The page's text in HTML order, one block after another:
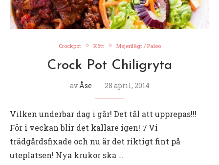
Crockpot Kött Mejerilågt / Paleo
Crock Pot Chiligryta
av Åse 28 april, 2014
Vilken underbar dag i går! Det tål att upprepas!!!
För i veckan blir det kallare igen! :/ Vi
trädgårdsfixade och nu är det riktigt fint på
uteplatsen! Nya krukor ska …